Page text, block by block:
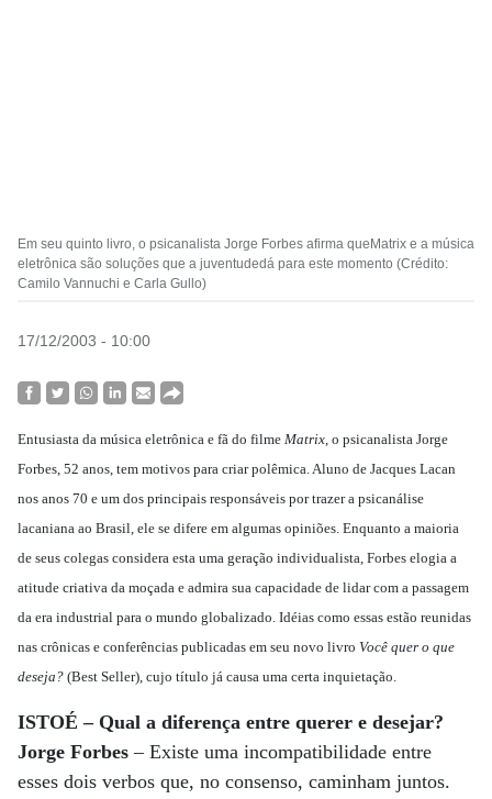
Em seu quinto livro, o psicanalista Jorge Forbes afirma queMatrix e a música
eletrônica são soluções que a juventudedá para este momento (Crédito:
Camilo Vannuchi e Carla Gullo)
17/12/2003 - 10:00
Entusiasta da música eletrônica e fã do filme Matrix, o psicanalista Jorge
Forbes, 52 anos, tem motivos para criar polêmica. Aluno de Jacques Lacan
nos anos 70 e um dos principais responsáveis por trazer a psicanálise
lacaniana ao Brasil, ele se difere em algumas opiniões. Enquanto a maioria
de seus colegas considera esta uma geração individualista, Forbes elogia a
atitude criativa da moçada e admira sua capacidade de lidar com a passagem
da era industrial para o mundo globalizado. Idéias como essas estão reunidas
nas crônicas e conferências publicadas em seu novo livro Você quer o que
deseja? (Best Seller), cujo título já causa uma certa inquietação.
ISTOÉ – Qual a diferença entre querer e desejar?
Jorge Forbes – Existe uma incompatibilidade entre
esses dois verbos que, no consenso, caminham juntos.